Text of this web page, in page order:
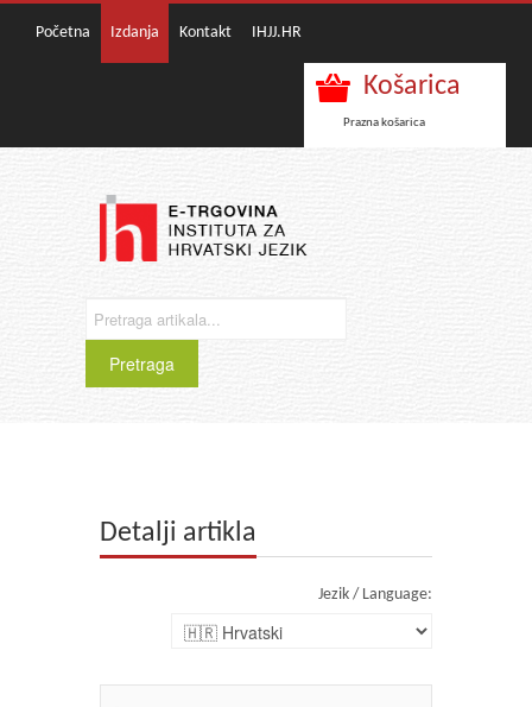
Početna Izdanja Kontakt IHJJ.HR
Košarica
Prazna košarica
Detalji artikla
Jezik / Language: